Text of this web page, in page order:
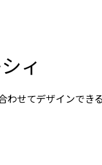
ィ
せてデザインでき